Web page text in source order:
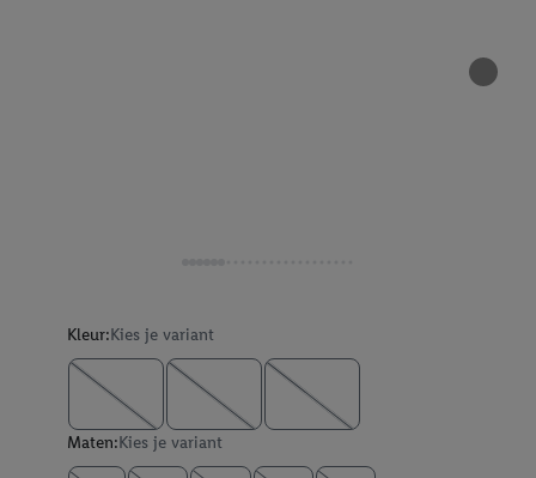
Kleur:Kies je variant
Maten:Kies je variant